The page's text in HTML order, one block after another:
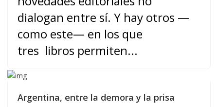
dialogan entre sí. Y hay otros —
como este— en los que
tres libros permiten...
Argentina, entre la demora y la prisa